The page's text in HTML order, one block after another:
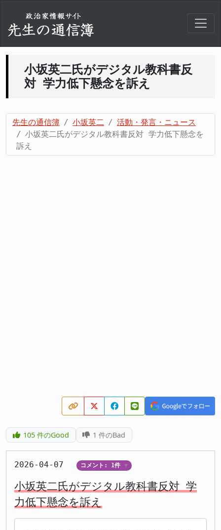
小坂英二氏がデジタル教科書反
対 学力低下懸念を訴え
先生の通信簿 小坂英二
活動・発言・ニュース
小坂英二氏がデジタル教科書反対 学力低下懸念を
訴え
105件のGood 1 件のBad
2026-04-07 コメント: 1件 ▼
小坂英二氏がデジタル教科書反対 学
力低下懸念を訴え